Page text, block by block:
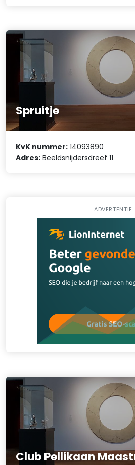
Spruitje
KvK nummer: 14093890
Adres: Beeldsnijdersdreef 11
ADVERTENTIE
Club Pellikaan